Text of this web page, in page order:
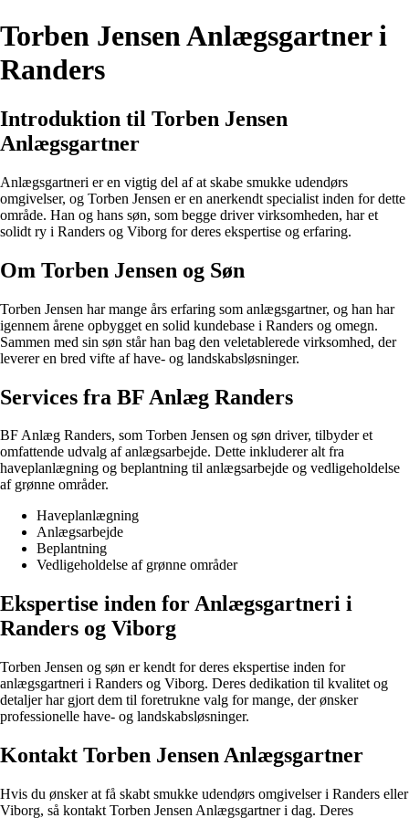
Torben Jensen Anlægsgartner i
Randers
Introduktion til Torben Jensen
Anlægsgartner
Anlægsgartneri er en vigtig del af at skabe smukke udendørs
omgivelser, og Torben Jensen er en anerkendt specialist inden for dette
område. Han og hans søn, som begge driver virksomheden, har et
solidt ry i Randers og Viborg for deres ekspertise og erfaring.
Om Torben Jensen og Søn
Torben Jensen har mange års erfaring som anlægsgartner, og han har
igennem årene opbygget en solid kundebase i Randers og omegn.
Sammen med sin søn står han bag den veletablerede virksomhed, der
leverer en bred vifte af have- og landskabsløsninger.
Services fra BF Anlæg Randers
BF Anlæg Randers, som Torben Jensen og søn driver, tilbyder et
omfattende udvalg af anlægsarbejde. Dette inkluderer alt fra
haveplanlægning og beplantning til anlægsarbejde og vedligeholdelse
af grønne områder.
Haveplanlægning
Anlægsarbejde
Beplantning
Vedligeholdelse af grønne områder
Ekspertise inden for Anlægsgartneri i
Randers og Viborg
Torben Jensen og søn er kendt for deres ekspertise inden for
anlægsgartneri i Randers og Viborg. Deres dedikation til kvalitet og
detaljer har gjort dem til foretrukne valg for mange, der ønsker
professionelle have- og landskabsløsninger.
Kontakt Torben Jensen Anlægsgartner
Hvis du ønsker at få skabt smukke udendørs omgivelser i Randers eller
Viborg, så kontakt Torben Jensen Anlægsgartner i dag. Deres